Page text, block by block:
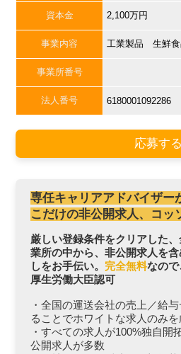
資本金 2,100万円
事業内容 工業製品 生鮮
事業所番号
法人番号 6180001092286
応募する
専任キャリアアドバイザー
こだけの非公開求人、コッ
厳しい登録条件をクリアした
業所の中から、非公開求人を
しをお手伝い。 完全無料なので
厚生労働大臣認可
・全国の運送会社の売上／給
ることでホワイトな求人のみ
・すべての求人が100%独自開
公開求人が多数